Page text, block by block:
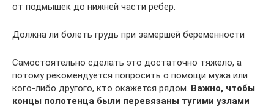
от подмышек до нижней части ребер.
Должна ли болеть грудь при замершей беременности
Самостоятельно сделать это достаточно тяжело, а
потому рекомендуется попросить о помощи мужа или
кого-либо другого, кто окажется рядом. Важно, чтобы
концы полотенца были перевязаны тугими узлами